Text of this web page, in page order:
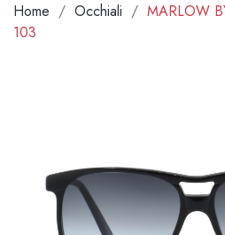
Home Occhiali
MARLOW
103